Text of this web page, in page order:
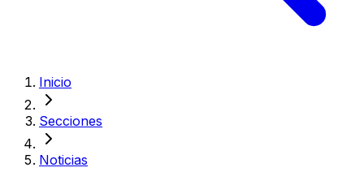
Inicio
Secciones
Noticias